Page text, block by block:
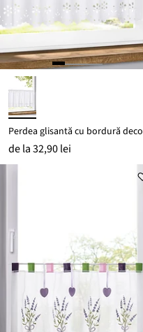
Perdea glisantă cu bordură deco
de la32,90 lei